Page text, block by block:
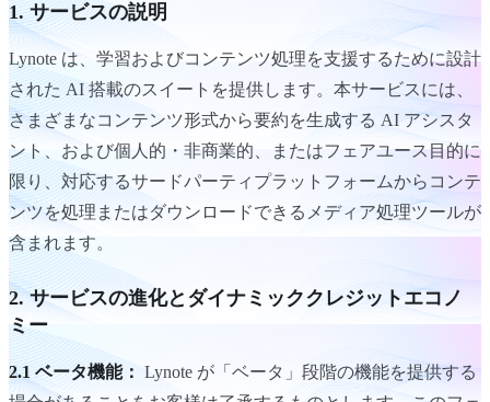
1. サービスの説明
Lynote は、学習およびコンテンツ処理を支援するために設計
された AI 搭載のスイートを提供します。本サービスには、
さまざまなコンテンツ形式から要約を生成する AI アシスタ
ント、および個人的・非商業的、またはフェアユース目的に
限り、対応するサードパーティプラットフォームからコンテ
ンツを処理またはダウンロードできるメディア処理ツールが
含まれます。
2. サービスの進化とダイナミッククレジットエコノ
ミー
2.1 ベータ機能： Lynote が「ベータ」段階の機能を提供する